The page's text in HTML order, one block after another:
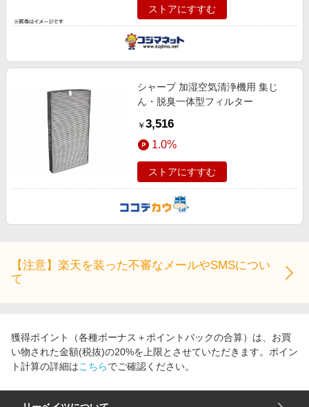
ストアにすすむ
シャープ 加湿空気清浄機用 集じ
ん・脱臭一体型フィルター
￥ 3,516
1.0%
ストアにすすむ
【注意】楽天を装った不審なメールやSMSについ
て
獲得ポイント（各種ボーナス＋ポイントバックの合算）は、お買
い物された金額(税抜)の20%を上限とさせていただきます。ポイン
ト計算の詳細はこちらでご確認ください。